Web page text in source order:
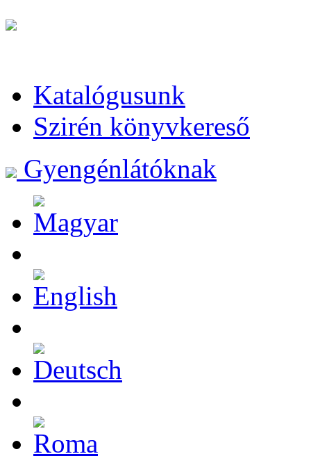
Katalógusunk
Szirén könyvkereső
Gyengénlátóknak